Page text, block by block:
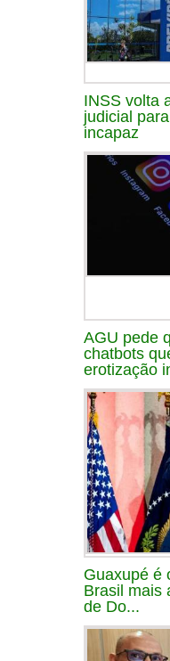
INSS volta
judicial
incapaz
AGU pede
chatbots
erotização
Guaxupé é
Brasil mais
de Do...